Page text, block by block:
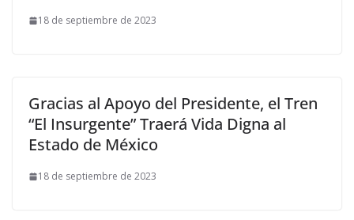
18 de septiembre de 2023
Gracias al Apoyo del Presidente, el Tren
“El Insurgente” Traerá Vida Digna al
Estado de México
18 de septiembre de 2023